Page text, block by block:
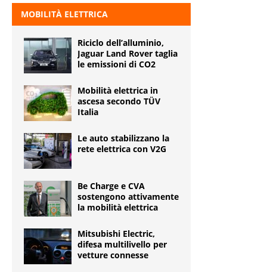
MOBILITÀ ELETTRICA
Riciclo dell’alluminio,
Jaguar Land Rover taglia
le emissioni di CO2
Mobilità elettrica in
ascesa secondo TÜV
Italia
Le auto stabilizzano la
rete elettrica con V2G
Be Charge e CVA
sostengono attivamente
la mobilità elettrica
Mitsubishi Electric,
difesa multilivello per
vetture connesse